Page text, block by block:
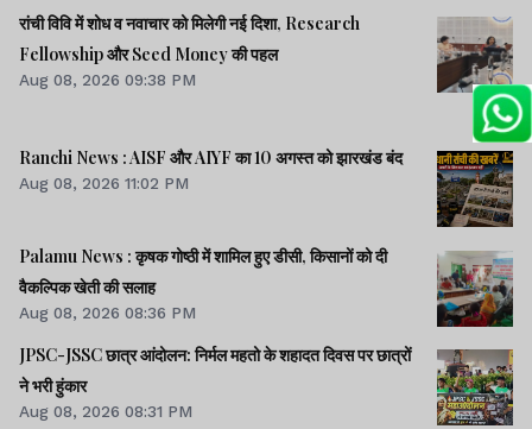
रांची विवि में शोध व नवाचार को मिलेगी नई दिशा, Research
Fellowship और Seed Money की पहल
Aug 08, 2026 09:38 PM
Ranchi News : AISF और AIYF का 10 अगस्त को झारखंड बंद
Aug 08, 2026 11:02 PM
Palamu News : कृषक गोष्ठी में शामिल हुए डीसी, किसानों को दी
वैकल्पिक खेती की सलाह
Aug 08, 2026 08:36 PM
JPSC-JSSC छात्र आंदोलन: निर्मल महतो के शहादत दिवस पर छात्रों
ने भरी हुंकार
Aug 08, 2026 08:31 PM